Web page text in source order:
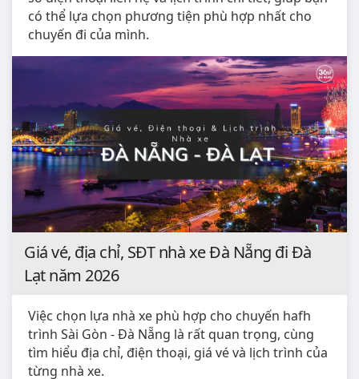
có thể lựa chọn phương tiện phù hợp nhất cho
chuyến đi của mình.
Giá vé, địa chỉ, SĐT nhà xe Đà Nẵng đi Đà
Lạt năm 2026
Việc chọn lựa nhà xe phù hợp cho chuyến hafh
trình Sài Gòn - Đà Nẵng là rất quan trọng, cùng
tìm hiểu địa chỉ, điện thoại, giá vé và lịch trình của
từng nhà xe.